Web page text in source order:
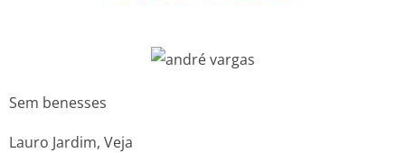
Sem benesses
Lauro Jardim, Veja